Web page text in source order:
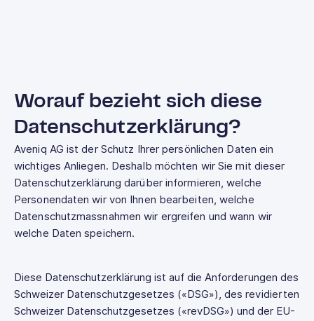
Worauf bezieht sich diese
Datenschutzerklärung?
Aveniq AG ist der Schutz Ihrer persönlichen Daten ein
wichtiges Anliegen. Deshalb möchten wir Sie mit dieser
Datenschutzerklärung darüber informieren, welche
Personendaten wir von Ihnen bearbeiten, welche
Datenschutzmassnahmen wir ergreifen und wann wir
welche Daten speichern.
Diese Datenschutzerklärung ist auf die Anforderungen des
Schweizer Datenschutzgesetzes («DSG»), des revidierten
Schweizer Datenschutzgesetzes («revDSG») und der EU-